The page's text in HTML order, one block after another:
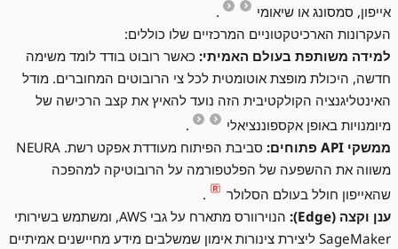
אייפון, סמסונג או שיאומי
.
העקרונות הארכיטקטוניים המרכזיים שלו כוללים:
למידה משותפת בעולם האמיתי: כאשר רובוט בודד לומד משימה
חדשה, היכולת מופצת אוטומטית לכל צי הרובוטים המחוברים. מודל
האינטליגנציה הקולקטיבית הזה נועד להאיץ את קצב הרכישה של
מיומנויות באופן אקספוננציאלי
.
ממשקי API פתוחים:
סביבת הפיתוח מעודדת אפקט רשת. NEURA
משווה את ההשפעה של הפלטפורמה על הרובוטיקה למהפכה
שהאייפון חולל בעולם הסלולר
.
ענן וקצה (Edge):
הנוירוורס מתארח על גבי AWS, ומשתמש בשירותי
SageMaker ליצירת צינורות אימון שמשלבים מידע מחיישנים אמיתיים